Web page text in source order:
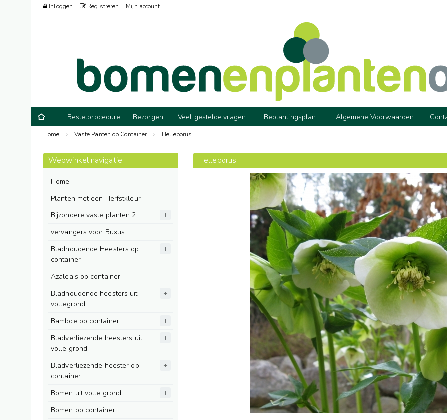
Inloggen Registreren Mijn account
Bestelprocedure Bezorgen Veel gestelde vragen Beplantingsplan Algemene Voorwaarden
Home › Vaste Panten op Container › Helleborus
Webwinkel navigatie
Home
Planten met een Herfstkleur
Bijzondere vaste planten 2
vervangers voor Buxus
Bladhoudende Heesters op
container
Azalea's op container
Bladhoudende heesters uit
vollegrond
Bamboe op container
Bladverliezende heesters uit
volle grond
Bladverliezende heester op
container
Bomen uit volle grond
Bomen op container
Helleborus